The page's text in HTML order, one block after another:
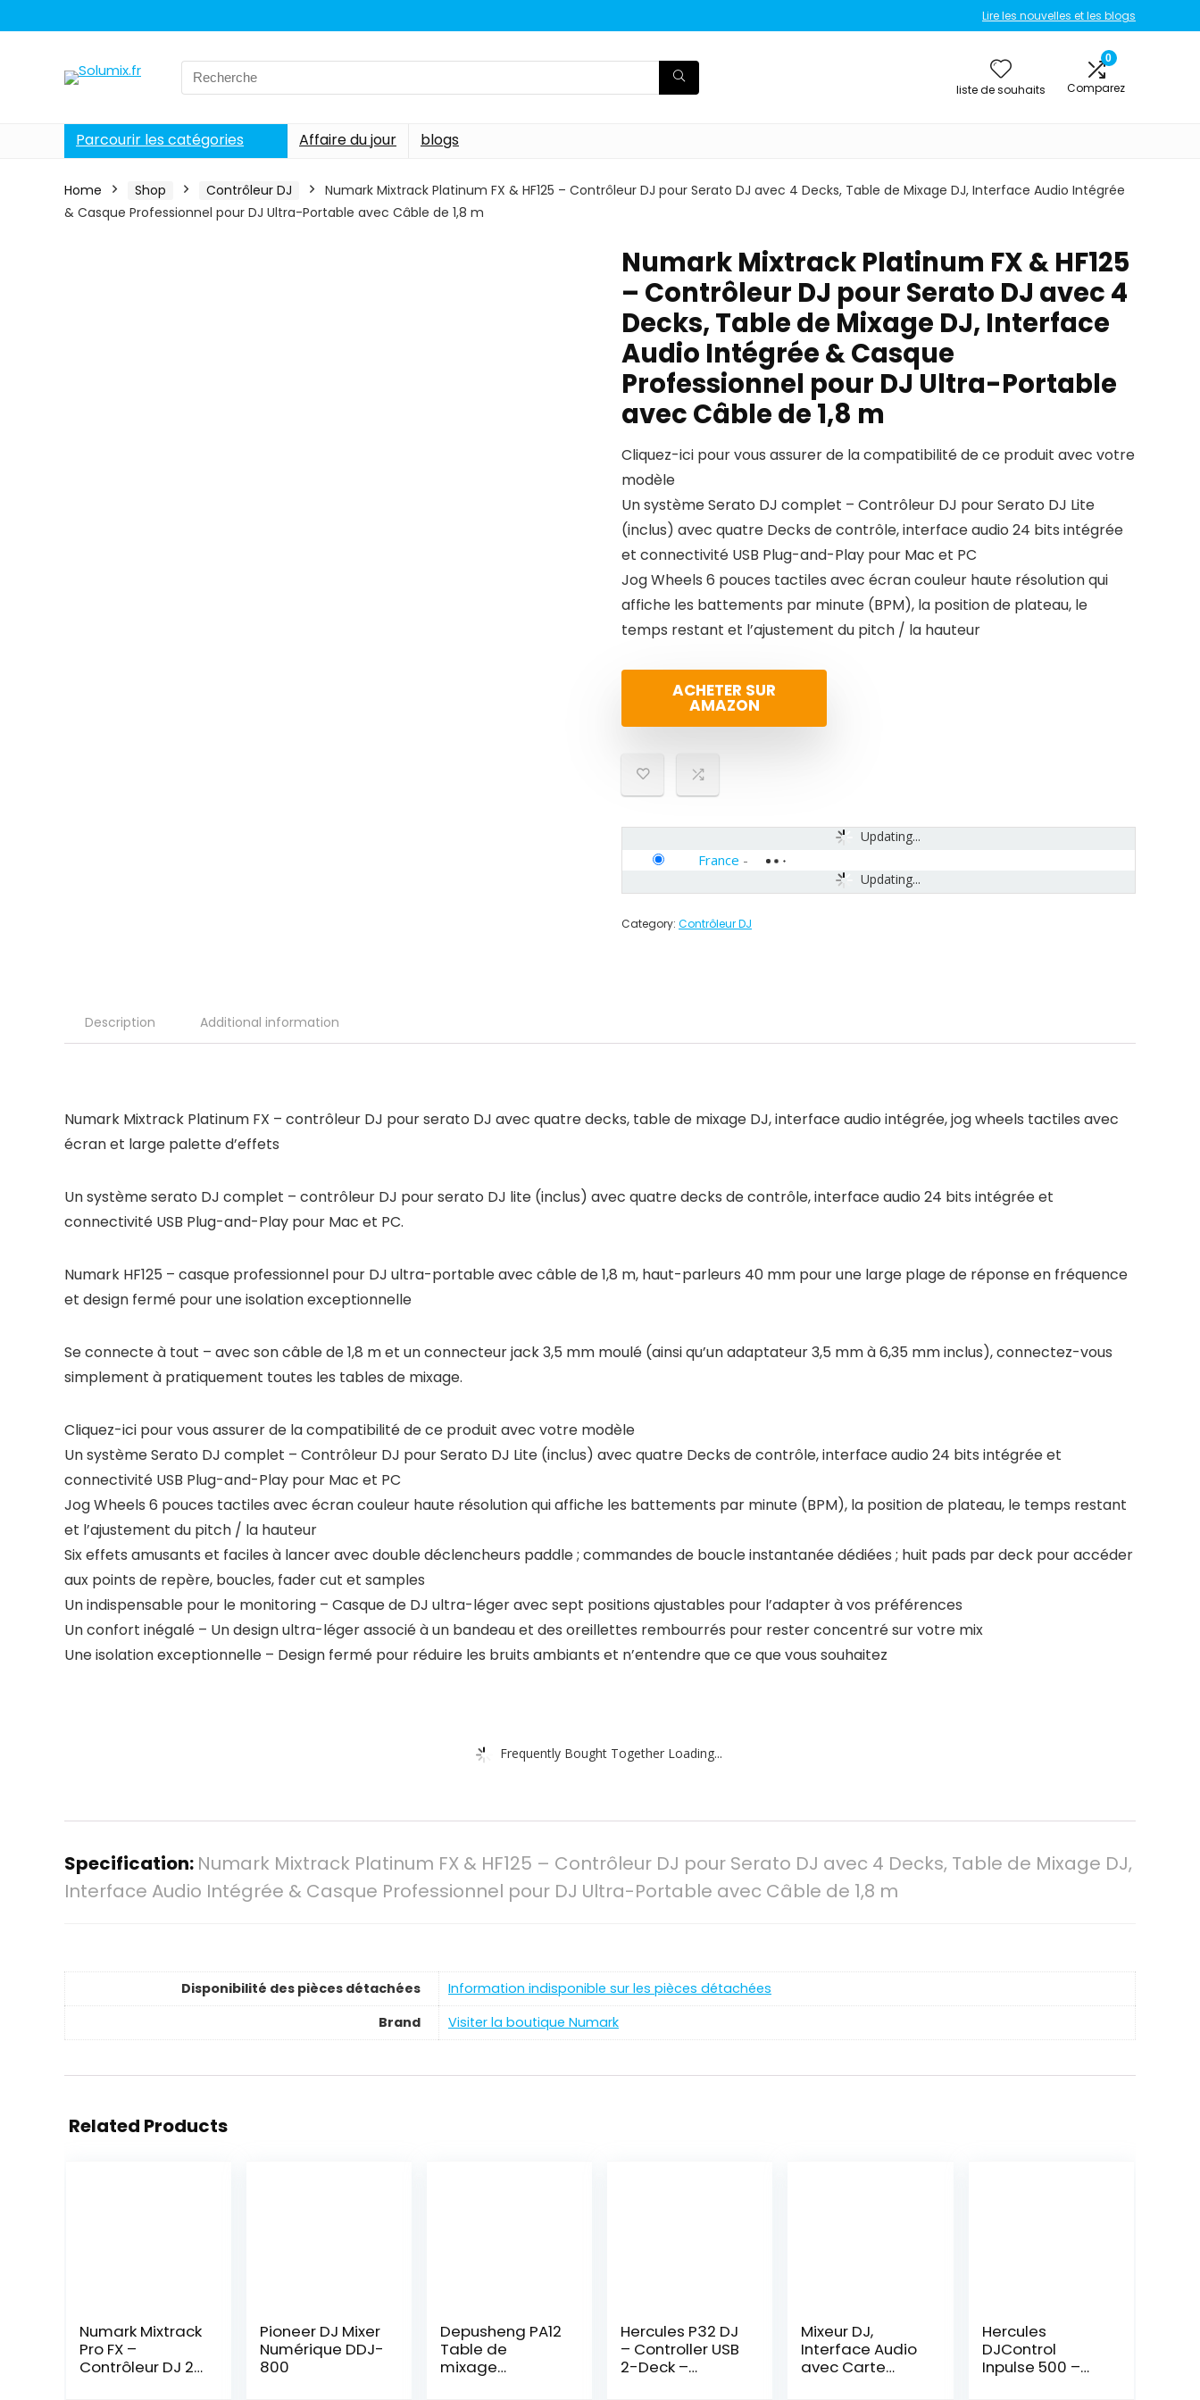
Lire les nouvelles et les blogs
Search
for:
liste de souhaits
0
Comparez
Parcourir les catégories Affaire du jour blogs
Home Shop Contrôleur DJ
Numark Mixtrack Platinum FX & HF125 – Contrôleur DJ pour Serato DJ avec 4 Decks, Table de Mixage DJ, Interface Audio Intégrée
& Casque Professionnel pour DJ Ultra-Portable avec Câble de 1,8 m
Numark Mixtrack Platinum FX & HF125
– Contrôleur DJ pour Serato DJ avec 4
Decks, Table de Mixage DJ, Interface
Audio Intégrée & Casque
Professionnel pour DJ Ultra-Portable
avec Câble de 1,8 m
Cliquez-ici pour vous assurer de la compatibilité de ce produit avec votre
modèle
Un système Serato DJ complet – Contrôleur DJ pour Serato DJ Lite
(inclus) avec quatre Decks de contrôle, interface audio 24 bits intégrée
et connectivité USB Plug-and-Play pour Mac et PC
Jog Wheels 6 pouces tactiles avec écran couleur haute résolution qui
affiche les battements par minute (BPM), la position de plateau, le
temps restant et l’ajustement du pitch / la hauteur
ACHETER SUR
AMAZON
Updating...
Updating...
France -
Category: Contrôleur DJ
Description Additional information
Numark Mixtrack Platinum FX – contrôleur DJ pour serato DJ avec quatre decks, table de mixage DJ, interface audio intégrée, jog wheels tactiles avec
écran et large palette d’effets
Un système serato DJ complet – contrôleur DJ pour serato DJ lite (inclus) avec quatre decks de contrôle, interface audio 24 bits intégrée et
connectivité USB Plug-and-Play pour Mac et PC.
Numark HF125 – casque professionnel pour DJ ultra-portable avec câble de 1,8 m, haut-parleurs 40 mm pour une large plage de réponse en fréquence
et design fermé pour une isolation exceptionnelle​
Se connecte à tout – avec son câble de 1,8 m et un connecteur jack 3,5 mm moulé (ainsi qu’un adaptateur 3,5 mm à 6,35 mm inclus), connectez-vous
simplement à pratiquement toutes les tables de mixage.
Cliquez-ici pour vous assurer de la compatibilité de ce produit avec votre modèle
Un système Serato DJ complet – Contrôleur DJ pour Serato DJ Lite (inclus) avec quatre Decks de contrôle, interface audio 24 bits intégrée et
connectivité USB Plug-and-Play pour Mac et PC
Jog Wheels 6 pouces tactiles avec écran couleur haute résolution qui affiche les battements par minute (BPM), la position de plateau, le temps restant
et l’ajustement du pitch / la hauteur
Six effets amusants et faciles à lancer avec double déclencheurs paddle ; commandes de boucle instantanée dédiées ; huit pads par deck pour accéder
aux points de repère, boucles, fader cut et samples
Un indispensable pour le monitoring – Casque de DJ ultra-léger avec sept positions ajustables pour l’adapter à vos préférences
Un confort inégalé – Un design ultra-léger associé à un bandeau et des oreillettes rembourrés pour rester concentré sur votre mix
Une isolation exceptionnelle – Design fermé pour réduire les bruits ambiants et n’entendre que ce que vous souhaitez
Frequently Bought Together Loading...
Specification: Numark Mixtrack Platinum FX & HF125 – Contrôleur DJ pour Serato DJ avec 4 Decks, Table de Mixage DJ,
Interface Audio Intégrée & Casque Professionnel pour DJ Ultra-Portable avec Câble de 1,8 m
Disponibilité des pièces détachées
‎Information indisponible sur les pièces détachées
Brand
Visiter la boutique Numark
Related Products
Numark Mixtrack
Pro FX –
Contrôleur DJ 2
Pioneer DJ Mixer
Numérique DDJ-
800
Depusheng PA12
Table de
mixage
Hercules P32 DJ
– Controller USB
2-Deck –
Mixeur DJ,
Interface Audio
avec Carte
Hercules
DJControl
Inpulse 500 –